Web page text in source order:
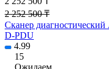
2 252 500 ₸
Сканер
D-PDU
4.99
15
Ожидаем